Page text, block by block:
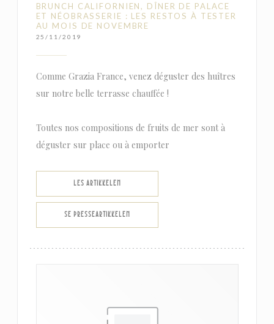
BRUNCH CALIFORNIEN, DÎNER DE PALACE
ET NÉOBRASSERIE : LES RESTOS À TESTER
AU MOIS DE NOVEMBRE
25/11/2019
Comme Grazia France, venez déguster des huîtres
sur notre belle terrasse chauffée !
Toutes nos compositions de fruits de mer sont à
déguster sur place ou à emporter
LES ARTIKKELEN
SE PRESSEARTIKKELEN